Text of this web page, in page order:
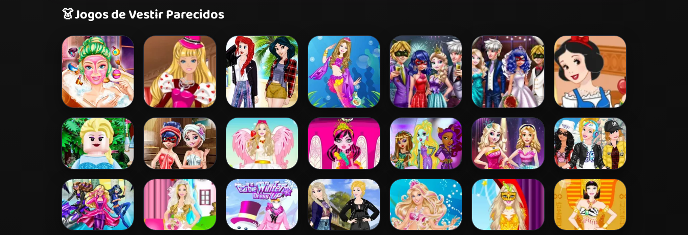
👗Jogos de Vestir Parecidos
Barbie Beauty
Bath
Barbie's
Valentine's
Patchwork Dress
Princess
Coachella Style
Dress 1
Barbie Mermaid
Princess
Couples New Year
Party
Ladybug
Wedding Royal
Guests
Snow White
Patchwork Dress
Lego Princesses Ladybug Sauna
Realife
Barbie Love Dress
Up
Draculaura
Princess Dress Up
Princess Vs
Monster
Supermodel
Battle
Disney Princess
Fashion Prom
Princesses Sporty
& Funky Day